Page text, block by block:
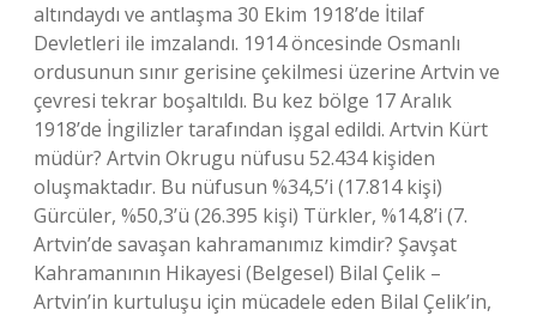
altındaydı ve antlaşma 30 Ekim 1918’de İtilaf
Devletleri ile imzalandı. 1914 öncesinde Osmanlı
ordusunun sınır gerisine çekilmesi üzerine Artvin ve
çevresi tekrar boşaltıldı. Bu kez bölge 17 Aralık
1918’de İngilizler tarafından işgal edildi. Artvin Kürt
müdür? Artvin Okrugu nüfusu 52.434 kişiden
oluşmaktadır. Bu nüfusun %34,5’i (17.814 kişi)
Gürcüler, %50,3’ü (26.395 kişi) Türkler, %14,8’i (7.
Artvin’de savaşan kahramanımız kimdir? Şavşat
Kahramanının Hikayesi (Belgesel) Bilal Çelik –
Artvin’in kurtuluşu için mücadele eden Bilal Çelik’in,